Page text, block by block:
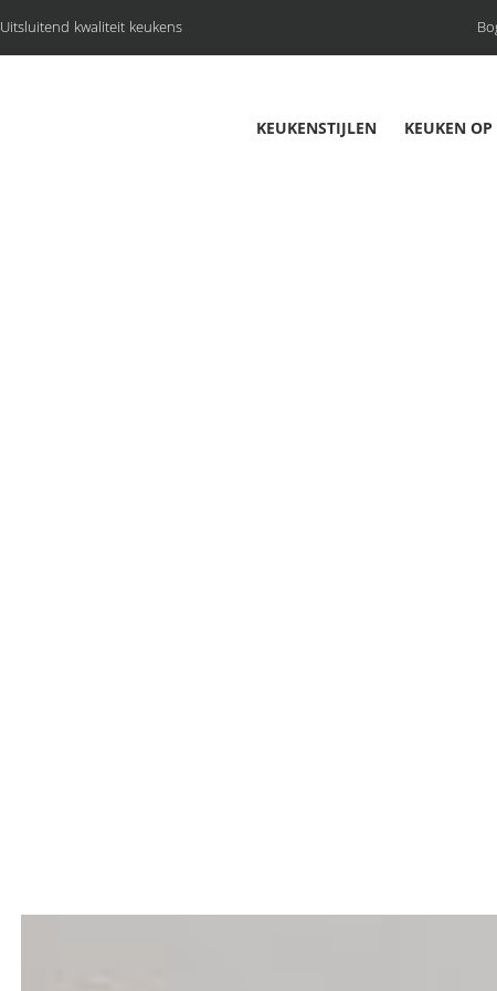
Uitsluitend kwaliteit keukens
KEUKENSTIJLEN KEUKEN